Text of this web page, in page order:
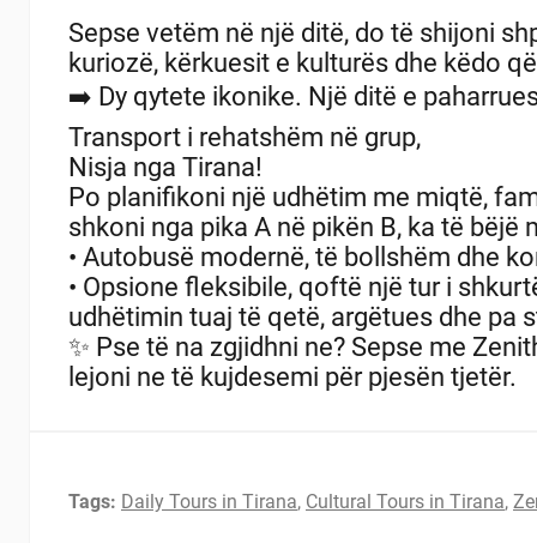
Sepse vetëm në një ditë, do të shijoni
kuriozë, kërkuesit e kulturës dhe këdo
➡️ Dy qytete ikonike. Një ditë e
Transport i rehatshëm në grup,
Nisja nga Tirana!
Po planifikoni një udhëtim me miqtë,
shkoni nga pika A në pikën B, ka të
• Autobusë modernë, të bollshëm dhe
• Opsione fleksibile, qoftë një tur i
udhëtimin tuaj të qetë, argëtues dhe pa
✨ Pse të na zgjidhni ne? Sepse me
lejoni ne të kujdesemi për pjesën tjetër.
Tags: Daily Tours in Tirana, Cultural Tours in Tirana,